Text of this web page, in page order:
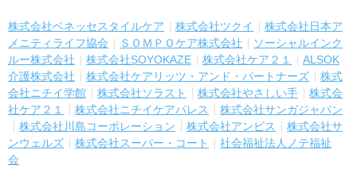
株式会社ベネッセスタイルケア 株式会社ツクイ
株式会社日本ア
メニティライフ協会
ＳＯＭＰＯケア株式会社
ソーシャルインク
ルー株式会社
株式会社SOYOKAZE 株式会社ケア２１
ALSOK
介護株式会社
株式会社ケアリッツ・アンド・パートナーズ
株式
会社ニチイ学館
株式会社ソラスト 株式会社やさしい手
株式会
社ケア２１
株式会社ニチイケアパレス
株式会社サンガジャパン
株式会社川島コーポレーション
株式会社アンビス
株式会社サ
ンウェルズ
株式会社スーパー・コート
社会福祉法人ノテ福祉
会